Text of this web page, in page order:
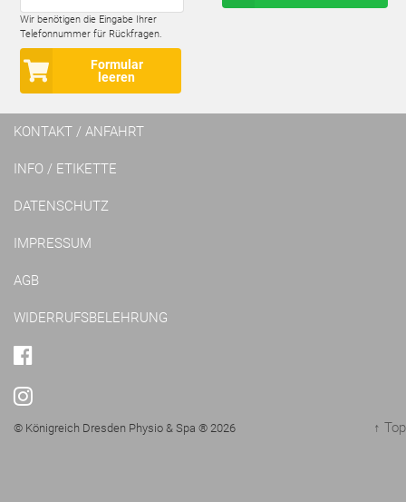
Wir benötigen die Eingabe Ihrer
Telefonnummer für Rückfragen.
Formular
leeren
KONTAKT / ANFAHRT
INFO / ETIKETTE
DATENSCHUTZ
IMPRESSUM
AGB
WIDERRUFSBELEHRUNG
INSTAGRAM
↑ Top
© Königreich Dresden Physio & Spa ® 2026